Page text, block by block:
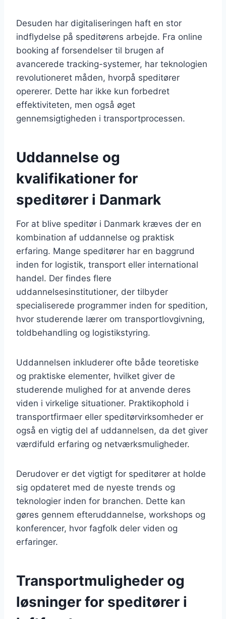
Desuden har digitaliseringen haft en stor
indflydelse på speditørens arbejde. Fra online
booking af forsendelser til brugen af
avancerede tracking-systemer, har teknologien
revolutioneret måden, hvorpå speditører
opererer. Dette har ikke kun forbedret
effektiviteten, men også øget
gennemsigtigheden i transportprocessen.
Uddannelse og
kvalifikationer for
speditører i Danmark
For at blive speditør i Danmark kræves der en
kombination af uddannelse og praktisk
erfaring. Mange speditører har en baggrund
inden for logistik, transport eller international
handel. Der findes flere
uddannelsesinstitutioner, der tilbyder
specialiserede programmer inden for spedition,
hvor studerende lærer om transportlovgivning,
toldbehandling og logistikstyring.
Uddannelsen inkluderer ofte både teoretiske
og praktiske elementer, hvilket giver de
studerende mulighed for at anvende deres
viden i virkelige situationer. Praktikophold i
transportfirmaer eller speditørvirksomheder er
også en vigtig del af uddannelsen, da det giver
værdifuld erfaring og netværksmuligheder.
Derudover er det vigtigt for speditører at holde
sig opdateret med de nyeste trends og
teknologier inden for branchen. Dette kan
gøres gennem efteruddannelse, workshops og
konferencer, hvor fagfolk deler viden og
erfaringer.
Transportmuligheder og
løsninger for speditører i